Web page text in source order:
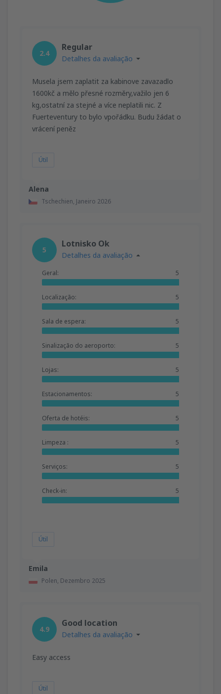
Alena
Tschechien, Janeiro 2026
2.4
Regular
Detalhes da avaliação
Musela jsem zaplatit za kabinove zavazadlo
1600kč a mělo přesné rozměry,važilo jen 6
kg,ostatní za stejné a více neplatili nic. Z
Fuerteventury to bylo vpořádku. Budu žádat o
vrácení peněz
Útil
Emila
Polen, Dezembro 2025
5
Lotnisko Ok
Detalhes da avaliação
Geral: 5
Localização: 5
Sala de espera: 5
Sinalização do aeroporto: 5
Lojas: 5
Estacionamentos: 5
Oferta de hotéis: 5
Limpeza : 5
Serviços: 5
Check-in: 5
Útil
4.9
Good location
Detalhes da avaliação
Easy access
Útil